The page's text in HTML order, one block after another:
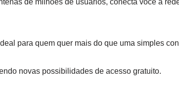
de milhões de usuários, conecta você a
para quem quer mais do que uma simples
novas possibilidades de acesso gratuito.